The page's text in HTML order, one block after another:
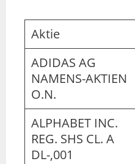
Aktie
ADIDAS AG
NAMENS-AKTIEN
O.N.
ALPHABET INC.
REG. SHS CL. A
DL-,001